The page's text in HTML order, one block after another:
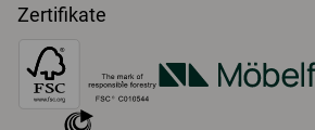
Zertifikate